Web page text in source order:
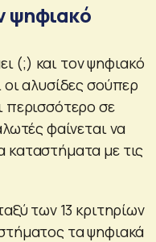
ψηφιακό
(;) και τον ψηφιακό
αλυσίδες σούπερ
περισσότερο σε
φαίνεται να
με τις
των 13 κριτηρίων
τα ψηφιακά